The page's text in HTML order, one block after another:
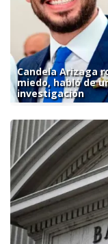
Candela Arizaga
miedo, habló de
investigación